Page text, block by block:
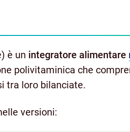
è un integratore alimentare
polivitaminica che
tra loro bilanciate.
versioni: